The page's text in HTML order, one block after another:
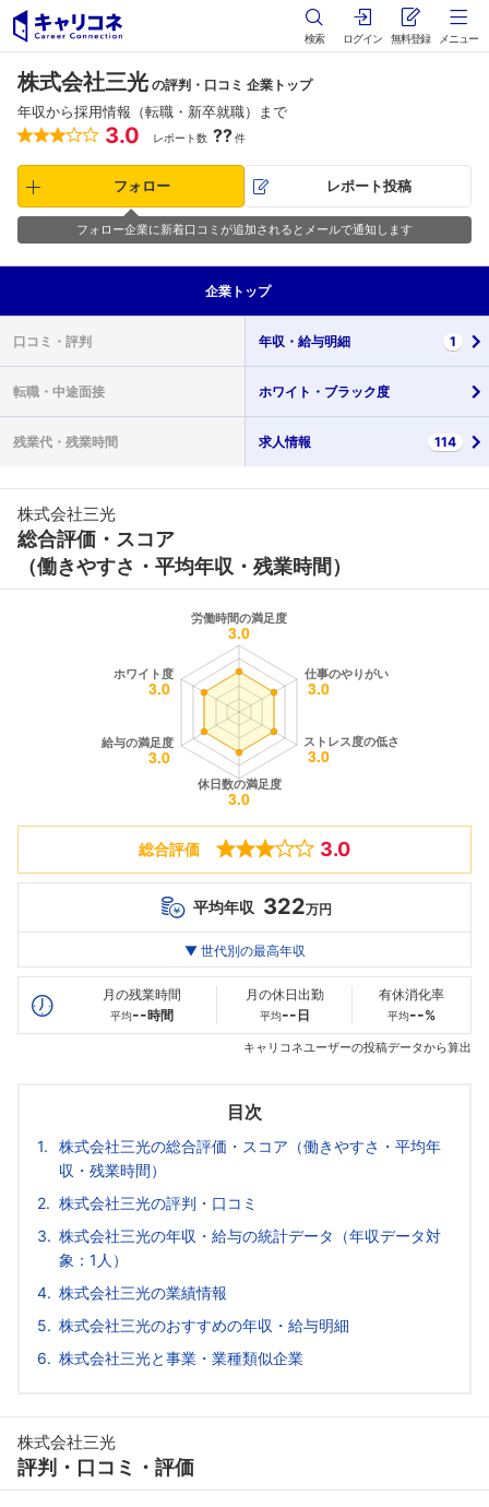
検索 ログイン 無料登録 メニュー
株式会社三光 の評判・口コミ 企業トップ
年収から採用情報（転職・新卒就職）まで
3.0 レポート数 ??件
フォロー レポート投稿
フォロー企業に新着口コミが追加されるとメールで通知します
企業 トップ
口コミ・ 評判 年収・ 給与明細 1
転職・ 中途面接 ホワイト・ ブラック度
残業代・ 残業時間 求人情報 114
株式会社三光
総合評価・スコア
（働きやすさ・平均年収・残業時間）
総合評価 3.0
平均年収 322万円
最高年収
20代
322万
30代
--万
--万
▼ 世代別の最高年収
月の残業時間
平均--時間
月の休日出勤
平均-- 日
有休消化率
平均--%
キャリコネユーザーの投稿データから算出
目次
株式会社三光の総合評価・スコア（働きやすさ・平均年
収・残業時間）
株式会社三光の評判・口コミ
株式会社三光の年収・給与の統計データ（年収データ対
象：1人）
株式会社三光の業績情報
株式会社三光のおすすめの年収・給与明細
株式会社三光と事業・業種類似企業
株式会社三光
評判・口コミ・評価